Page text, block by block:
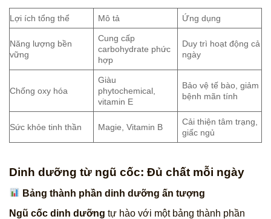
Lợi ích tổng thể Mô tả Ứng dụng
Năng lượng bền
vững
Cung cấp
carbohydrate phức
hợp
Duy trì hoạt động cả
ngày
Chống oxy hóa
Giàu
phytochemical,
vitamin E
Bảo vệ tế bào, giảm
bệnh mãn tính
Sức khỏe tinh thần Magie, Vitamin B
Cải thiện tâm trạng,
giấc ngủ
Dinh dưỡng từ ngũ cốc: Đủ chất mỗi ngày
Bảng thành phần dinh dưỡng ấn tượng
Ngũ cốc dinh dưỡng tự hào với một bảng thành phần